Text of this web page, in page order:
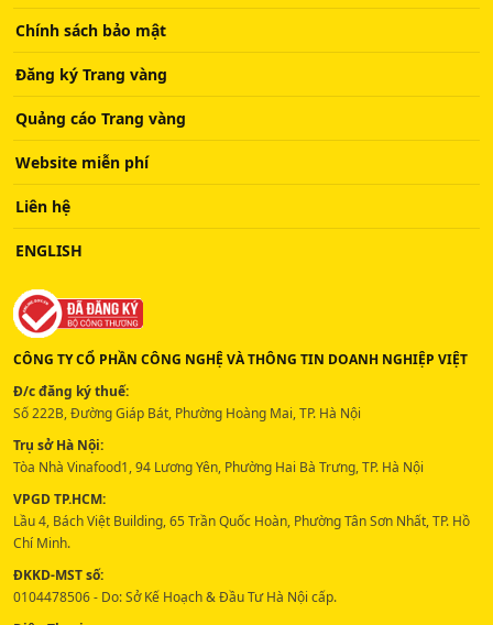
Chính sách bảo mật
Đăng ký Trang vàng
Quảng cáo Trang vàng
Website miễn phí
Liên hệ
ENGLISH
CÔNG TY CỔ PHẦN CÔNG NGHỆ VÀ THÔNG TIN DOANH NGHIỆP VIỆT
Đ/c đăng ký thuế:
Số 222B, Đường Giáp Bát, Phường Hoàng Mai, TP. Hà Nội
Trụ sở Hà Nội:
Tòa Nhà Vinafood1, 94 Lương Yên, Phường Hai Bà Trưng, TP. Hà Nội
VPGD TP.HCM:
Lầu 4, Bách Việt Building, 65 Trần Quốc Hoàn, Phường Tân Sơn Nhất, TP. Hồ
Chí Minh.
ĐKKD-MST số:
0104478506 - Do: Sở Kế Hoạch & Đầu Tư Hà Nội cấp.